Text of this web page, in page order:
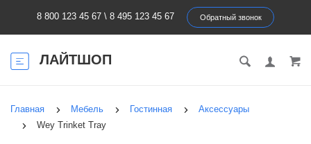
8 800 123 45 67 \ 8 495 123 45 67 Обратный звонок
ЛАЙТШОП
Главная Мебель Гостинная
Аксессуары
Wey Trinket Tray